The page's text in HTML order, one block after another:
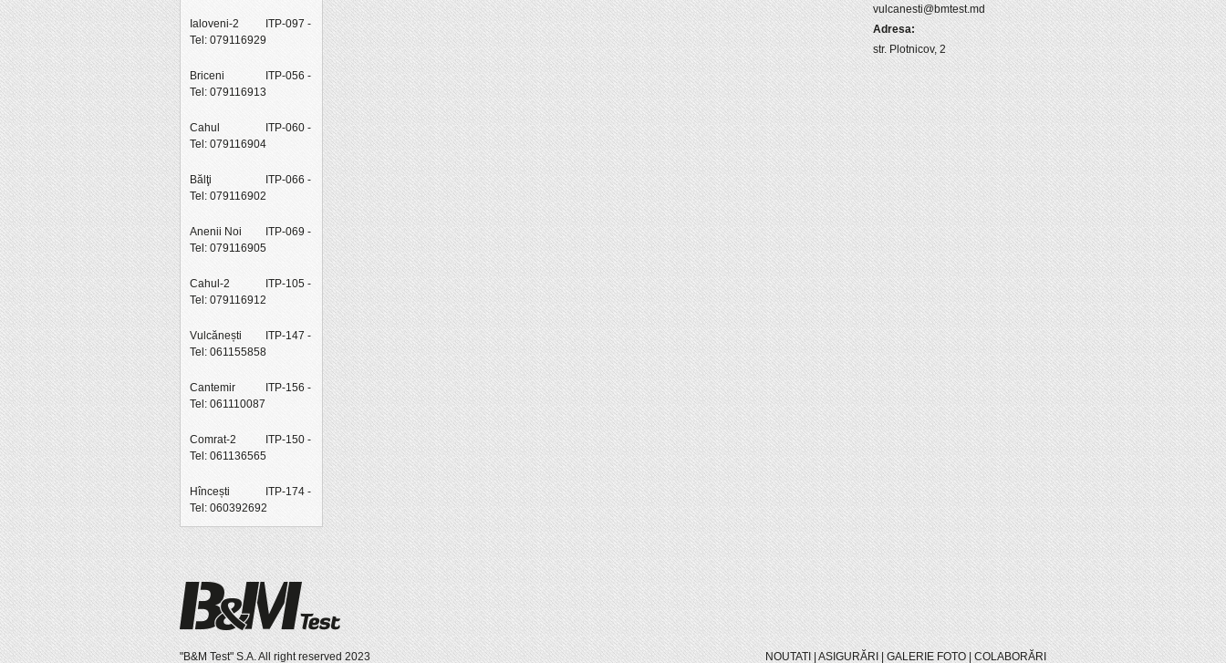
Ialoveni-2
ITP-097 -
Tel: 079116929
Briceni
ITP-056 -
Tel: 079116913
Cahul
ITP-060 -
Tel: 079116904
Bălţi
ITP-066 -
Tel: 079116902
Anenii Noi
ITP-069 -
Tel: 079116905
Cahul-2
ITP-105 -
Tel: 079116912
Vulcănești
ITP-147 -
Tel: 061155858
Cantemir
ITP-156 -
Tel: 061110087
Comrat-2
ITP-150 -
Tel: 061136565
Hîncești
ITP-174 -
Tel: 060392692
vulcanesti@bmtest.md
Adresa:
str. Plotnicov, 2
"B&M Test" S.A. All right reserved 2023 NOUTATI|ASIGURĂRI |GALERIE FOTO|COLABORĂRI